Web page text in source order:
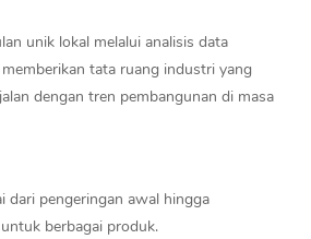
unik lokal melalui analisis data
tata ruang industri yang
dengan tren pembangunan di masa
dari pengeringan awal hingga
berbagai produk.